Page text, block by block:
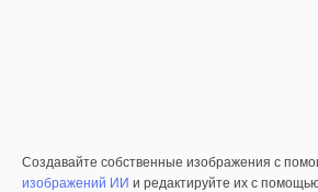
Создавайте собственные изображения с
изображений ИИ и редактируйте их с